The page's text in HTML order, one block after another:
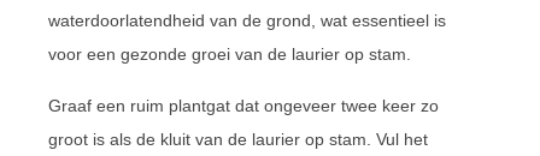
waterdoorlatendheid van de grond, wat essentieel is
voor een gezonde groei van de laurier op stam.
Graaf een ruim plantgat dat ongeveer twee keer zo
groot is als de kluit van de laurier op stam. Vul het